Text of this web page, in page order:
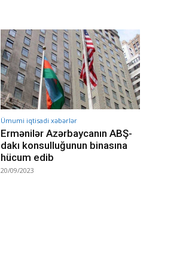
Ümumi iqtisadi xəbərlər
Ermənilər Azərbaycanın ABŞ-
dakı konsulluğunun binasına
hücum edib
20/09/2023